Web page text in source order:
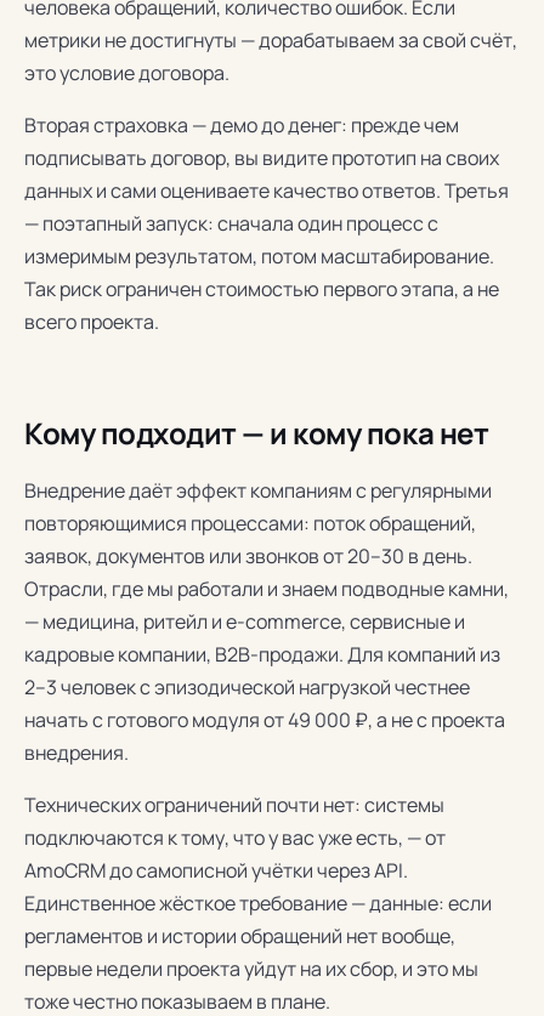
человека обращений, количество ошибок. Если
метрики не достигнуты — дорабатываем за свой счёт,
это условие договора.
Вторая страховка — демо до денег: прежде чем
подписывать договор, вы видите прототип на своих
данных и сами оцениваете качество ответов. Третья
— поэтапный запуск: сначала один процесс с
измеримым результатом, потом масштабирование.
Так риск ограничен стоимостью первого этапа, а не
всего проекта.
Кому подходит — и кому пока нет
Внедрение даёт эффект компаниям с регулярными
повторяющимися процессами: поток обращений,
заявок, документов или звонков от 20–30 в день.
Отрасли, где мы работали и знаем подводные камни,
— медицина, ритейл и e-commerce, сервисные и
кадровые компании, B2B-продажи. Для компаний из
2–3 человек с эпизодической нагрузкой честнее
начать с готового модуля от 49 000 ₽, а не с проекта
внедрения.
Технических ограничений почти нет: системы
подключаются к тому, что у вас уже есть, — от
AmoCRM до самописной учётки через API.
Единственное жёсткое требование — данные: если
регламентов и истории обращений нет вообще,
первые недели проекта уйдут на их сбор, и это мы
тоже честно показываем в плане.